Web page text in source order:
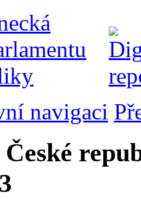
navigaci